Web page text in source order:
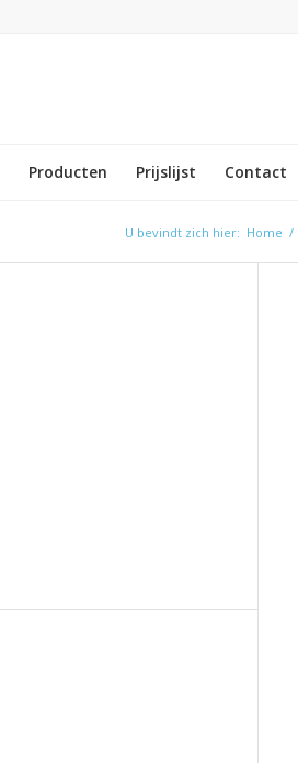
Producten Prijslijst Contact
U bevindt zich hier: Home /